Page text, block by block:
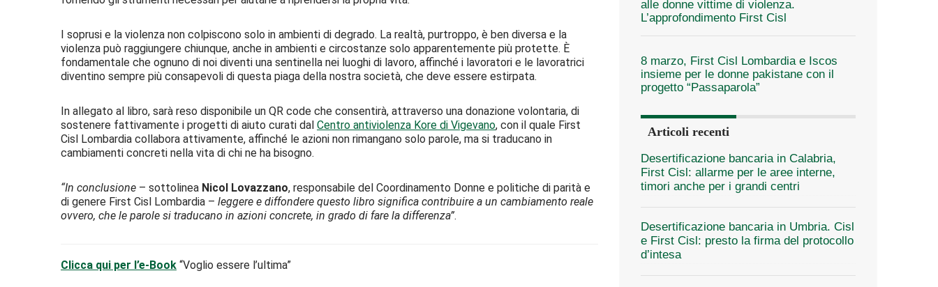
I soprusi e la violenza non colpiscono solo in ambienti di degrado. La realtà, purtroppo, è ben diversa e la
violenza può raggiungere chiunque, anche in ambienti e circostanze solo apparentemente più protette. È
fondamentale che ognuno di noi diventi una sentinella nei luoghi di lavoro, affinché i lavoratori e le lavoratrici
diventino sempre più consapevoli di questa piaga della nostra società, che deve essere estirpata.
In allegato al libro, sarà reso disponibile un QR code che consentirà, attraverso una donazione volontaria, di
sostenere fattivamente i progetti di aiuto curati dal Centro antiviolenza Kore di Vigevano, con il quale First
Cisl Lombardia collabora attivamente, affinché le azioni non rimangano solo parole, ma si traducano in
cambiamenti concreti nella vita di chi ne ha bisogno.
“In conclusione – sottolinea Nicol Lovazzano, responsabile del Coordinamento Donne e politiche di parità e
di genere First Cisl Lombardia – leggere e diffondere questo libro significa contribuire a un cambiamento reale
ovvero, che le parole si traducano in azioni concrete, in grado di fare la differenza”.
Clicca qui per l’e-Book “Voglio essere l’ultima”
alle donne vittime di violenza.
L’approfondimento First Cisl
8 marzo, First Cisl Lombardia e Iscos
insieme per le donne pakistane con il
progetto “Passaparola”
Articoli recenti
Desertificazione bancaria in Calabria,
First Cisl: allarme per le aree interne,
timori anche per i grandi centri
Desertificazione bancaria in Umbria. Cisl
e First Cisl: presto la firma del protocollo
d’intesa